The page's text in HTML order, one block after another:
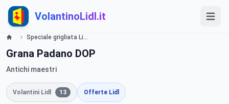
VolantinoLidl.it
Speciale grigliata Lidl
Grana Padano DOP
Antichi maestri
Volantini Lidl 13 Offerte Lidl